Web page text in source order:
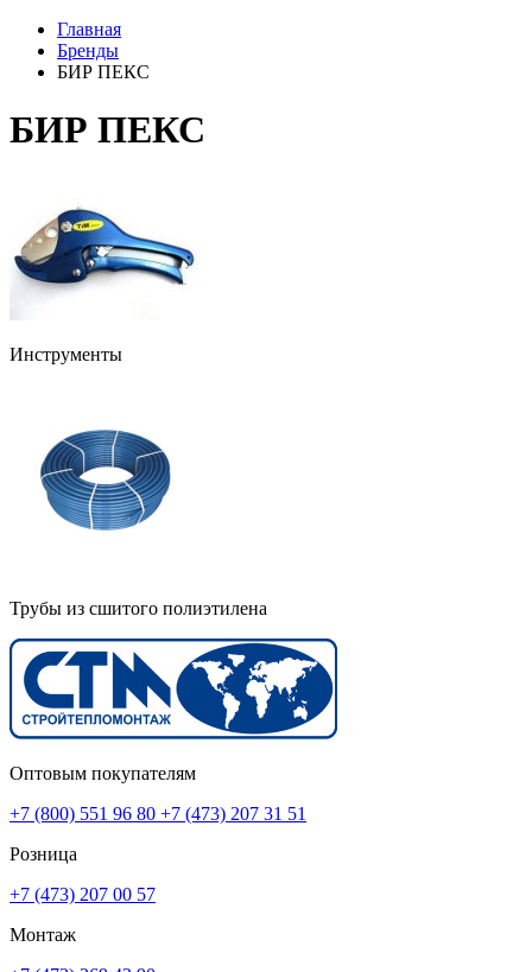
Главная
Бренды
БИР ПЕКС
БИР ПЕКС
Инструменты
Трубы из сшитого полиэтилена
Оптовым покупателям
+7 (800) 551 96 80 +7 (473) 207 31 51
Розница
+7 (473) 207 00 57
Монтаж